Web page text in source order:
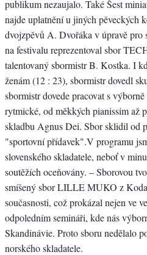
publikum nezaujalo. Také Šest
najde uplatnění u jiných
dvojzpěvů A. Dvořáka v úpravě pro
na festivalu reprezentoval sbor
talentovaný sbormistr B. Kostka. I
ženám (12 : 23), sbormistr dovedl
sbormistr dovede pracovat s
rytmické, od měkkých pianissim až
skladbu Agnus Dei. Sbor sklidil od
"sportovní přídavek".V programu
slovenského skladatele, neboť v
soutěžích oceňovány. – Sborovou
smíšený sbor LILLE MUKO z
současnosti, což prokázal nejen ve
odpoledním semináři, kde nás
Skandinávie. Proto sboru nedělalo
norského skladatele.